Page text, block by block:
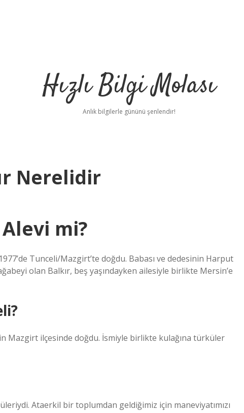
Hızlı Bilgi Molası
Anlık bilgilerle gününü şenlendir!
Nerelidir
mi?
Tunceli/Mazgirt’te doğdu. Babası ve dedesinin Harput
olan Balkır, beş yaşındayken ailesiyle birlikte Mersin’e
Mazgirt ilçesinde doğdu. İsmiyle birlikte kulağına türküler
Ataerkil bir toplumdan geldiğimiz için maneviyatımızı